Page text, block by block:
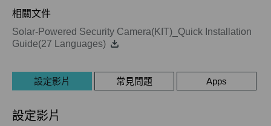
相關文件
Solar-Powered Security Camera(KIT)_Quick Installation
Guide(27 Languages)
設定影片 常見問題 Apps
設定影片